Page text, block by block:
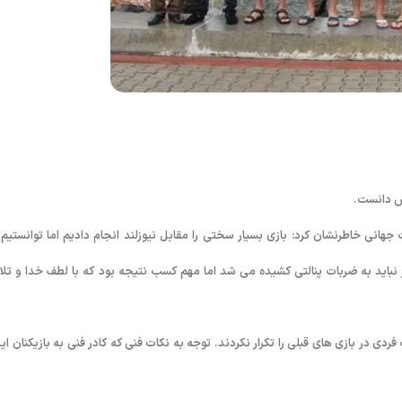
دانست.
خاطرنشان کرد: بازی بسیار سختی را مقابل نیوزلند انجام دادیم اما
نباید به ضربات پنالتی کشیده می شد اما مهم کسب نتیجه بود که با لطف خدا و
در بازی های قبلی را تکرار نکردند. توجه به نکات فنی که کادر فنی به بازیکنان